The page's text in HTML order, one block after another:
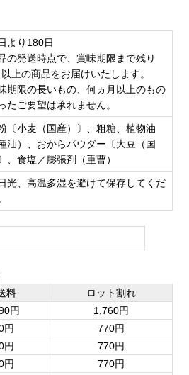
より180日
の発送時点で、賞味期限まで残り
上の商品をお届けいたします。
期限の長いもの、何ヵ月以上のもの
たご要望は承れません。
〔小麦（国産）〕、粗糖、植物油
種油）、おからパウダー〔大豆（国
、食塩／膨張剤（重曹）
光、高温多湿を避けて保存してくだ
料
ロット割れ
円
1,760円
円
770円
円
770円
円
770円